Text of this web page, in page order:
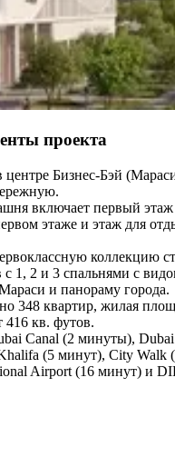
проекта
центре Бизнес-Бэй
включает первый
этаже и этаж для
коллекцию
с 1, 2 и 3 спальнями с
и панораму города.
348 квартир, жилая
416 кв. футов.
Canal (2 минуты),
(5 минут), City Walk
Airport (16 минут) и